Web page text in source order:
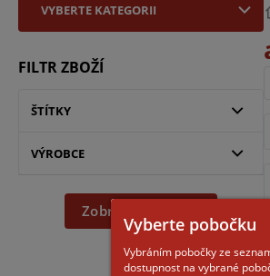
VYBERTE KATEGORII
FILTR ZBOŽÍ
ŠTÍTKY
VÝROBCE
Zobrazit dle filtru
Vyberte pobočku
Vybráním pobočky ze
dostupnost na vybrané